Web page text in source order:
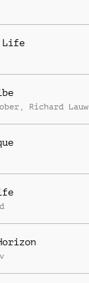
Life
, Richard Lauw